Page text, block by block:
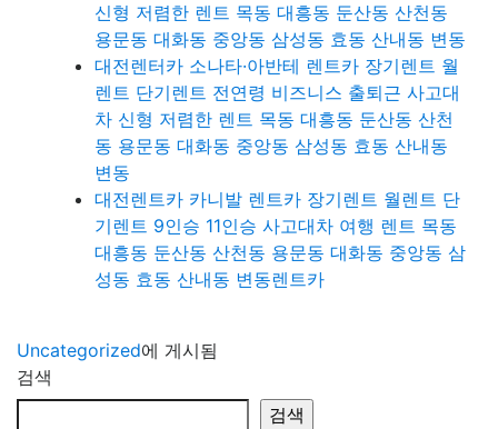
신형 저렴한 렌트 목동 대흥동 둔산동 산천동
용문동 대화동 중앙동 삼성동 효동 산내동 변동
대전렌터카 소나타·아반테 렌트카 장기렌트 월
렌트 단기렌트 전연령 비즈니스 출퇴근 사고대
차 신형 저렴한 렌트 목동 대흥동 둔산동 산천
동 용문동 대화동 중앙동 삼성동 효동 산내동
변동
대전렌트카 카니발 렌트카 장기렌트 월렌트 단
기렌트 9인승 11인승 사고대차 여행 렌트 목동
대흥동 둔산동 산천동 용문동 대화동 중앙동 삼
성동 효동 산내동 변동렌트카
Uncategorized에 게시됨
검색
검색